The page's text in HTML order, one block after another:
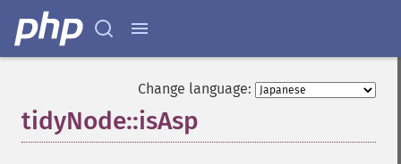
Change language:
tidyNode::isAsp